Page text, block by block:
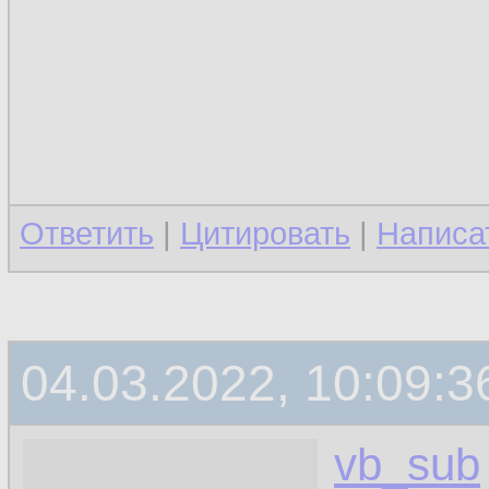
47.
48.
50.
51.
<
Ответить | Цитировать |
04.03.2022,
vb_sub